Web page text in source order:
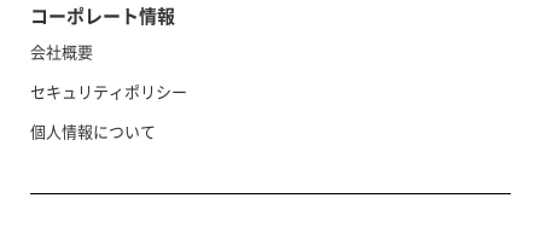
コーポレート情報
会社概要
セキュリティポリシー
個人情報について